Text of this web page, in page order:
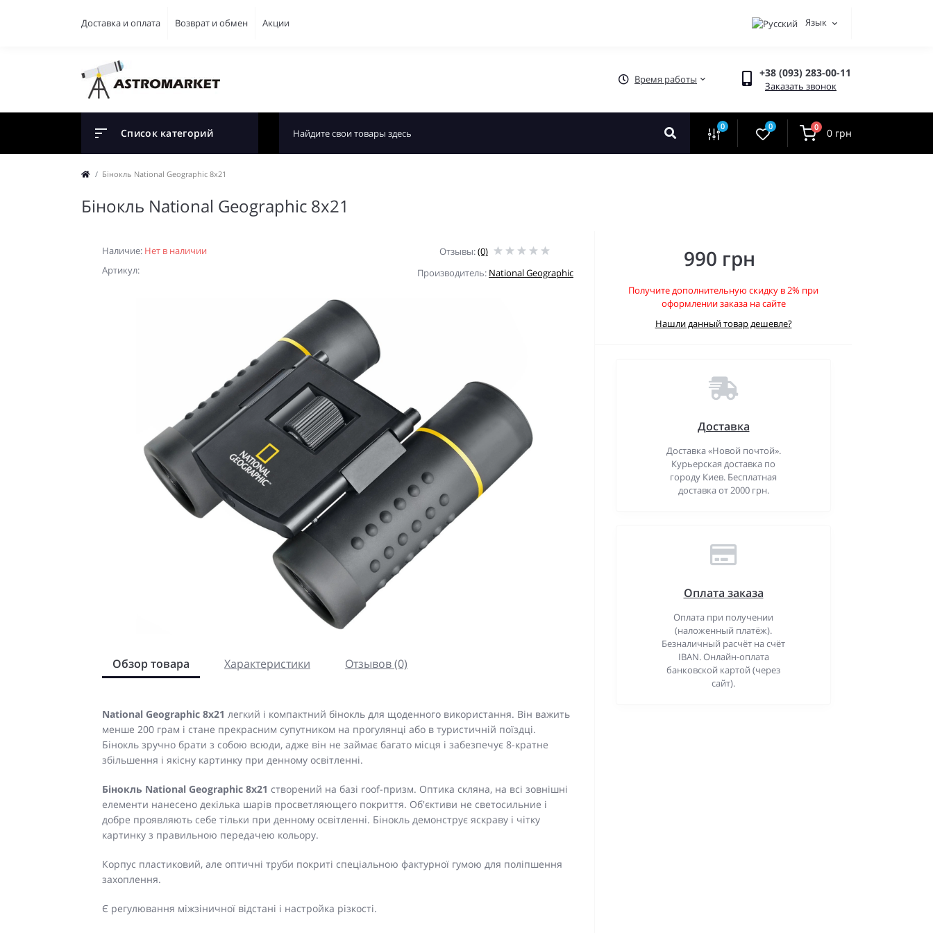
Доставка и оплата Возврат и обмен Акции Язык
Время работы +38 (093) 283-00-11
Заказать звонок
Список категорий 0 0 0 0 грн
Бiнокль National Geographic 8x21
Бiнокль National Geographic 8x21
Наличие: Нет в наличии
Артикул:
Отзывы:(0)
Производитель: National Geographic
Обзор товара Характеристики Отзывов (0)
National Geographic 8x21 легкий і компактний бінокль для щоденного використання. Він важить
менше 200 грам і стане прекрасним супутником на прогулянці або в туристичній поїздці.
Бінокль зручно брати з собою всюди, адже він не займає багато місця і забезпечує 8-кратне
збільшення і якісну картинку при денному освітленні.
Бінокль National Geographic 8x21 створений на базі roof-призм. Оптика скляна, на всі зовнішні
елементи нанесено декілька шарів просветляющего покриття. Об'єктиви не светосильние і
добре проявляють себе тільки при денному освітленні. Бінокль демонструє яскраву і чітку
картинку з правильною передачею кольору.
Корпус пластиковий, але оптичні труби покриті спеціальною фактурної гумою для поліпшення
захоплення.
Є регулювання міжзіничної відстані і настройка різкості.
990 грн
Получите дополнительную скидку в 2% при
оформлении заказа на сайте
Нашли данный товар дешевле?
Доставка
Доставка «Новой почтой».
Курьерская доставка по
городу Киев. Бесплатная
доставка от 2000 грн.
Оплата заказа
Оплата при получении
(наложенный платёж).
Безналичный расчёт на счёт
IBAN. Онлайн-оплата
банковской картой (через
сайт).